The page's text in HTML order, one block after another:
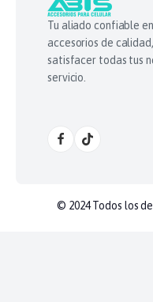
Tu aliado confiable
accesorios de
satisfacer todas tus
servicio.
© 2024 Todos los